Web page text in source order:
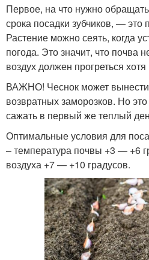
Первое, на что нужно
срока посадки зубчиков, — это
Растение можно сеять, когда
погода. Это значит, что почва
воздух должен прогреться
ВАЖНО! Чеснок может вынести
возвратных заморозков. Но
сажать в первый же теплый
Оптимальные условия для
– температура почвы +3 — +6
воздуха +7 — +10 градусов.